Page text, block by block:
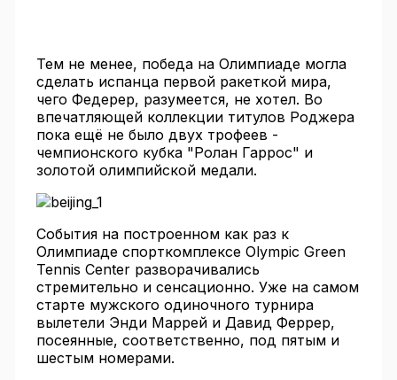
Тем не менее, победа на Олимпиаде могла
сделать испанца первой ракеткой мира,
чего Федерер, разумеется, не хотел. Во
впечатляющей коллекции титулов Роджера
пока ещё не было двух трофеев -
чемпионского кубка "Ролан Гаррос" и
золотой олимпийской медали.
События на построенном как раз к
Олимпиаде спорткомплексе Olympic Green
Tennis Center разворачивались
стремительно и сенсационно. Уже на самом
старте мужского одиночного турнира
вылетели Энди Маррей и Давид Феррер,
посеянные, соответственно, под пятым и
шестым номерами.